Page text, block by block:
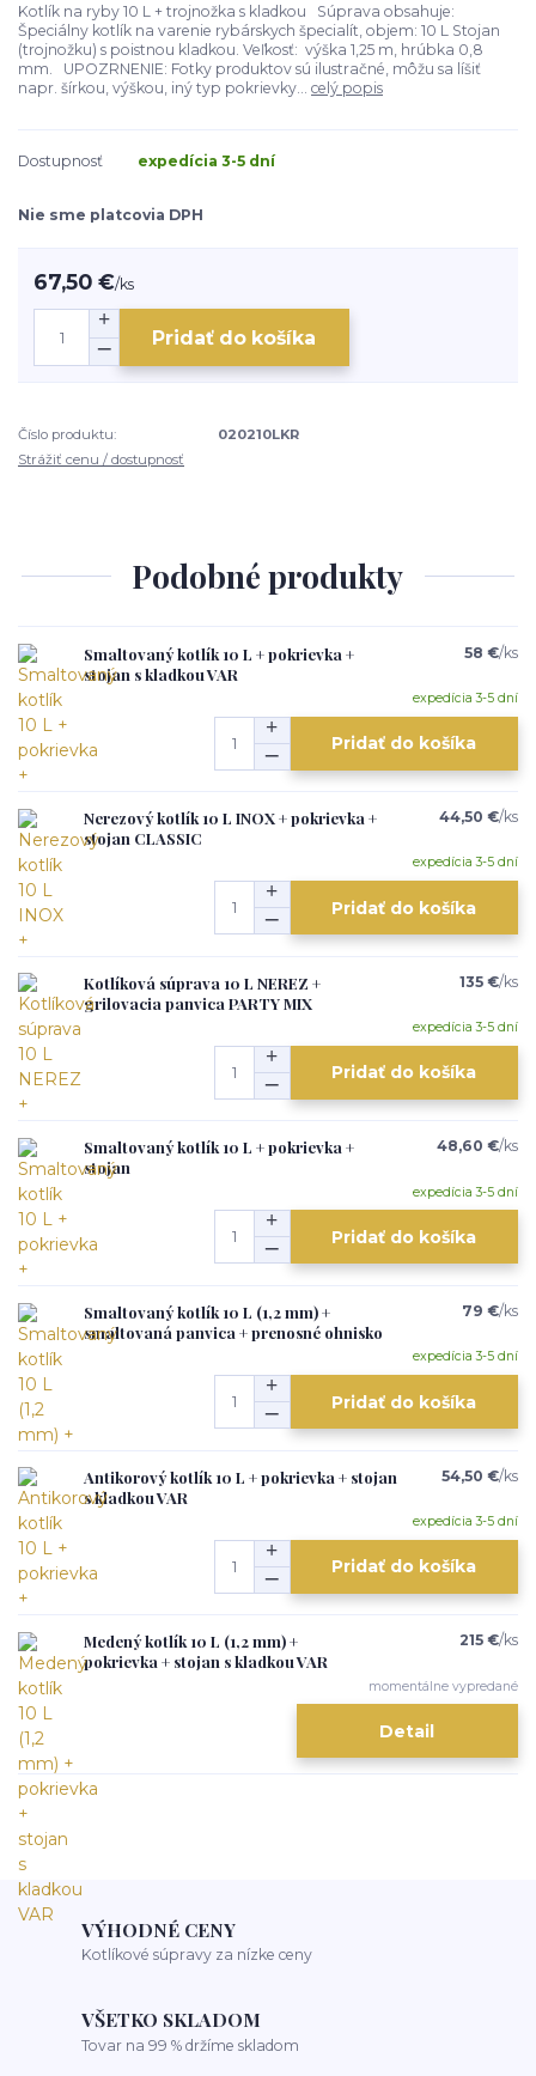
Kotlík na ryby 10 L + trojnožka s kladkou Súprava obsahuje:
Špeciálny kotlík na varenie rybárskych špecialít, objem: 10 L Stojan
(trojnožku) s poistnou kladkou. Veľkosť: výška 1,25 m, hrúbka 0,8
mm. UPOZRNENIE: Fotky produktov sú ilustračné, môžu sa líšiť
napr. šírkou, výškou, iný typ pokrievky... celý popis
Dostupnosť expedícia 3-5 dní
Nie sme platcovia DPH
67,50 €/ks
Pridať do košíka
Číslo produktu:
020210LKR
Strážiť cenu / dostupnosť
Podobné produkty
Smaltovaný kotlík 10 L + pokrievka +
stojan s kladkou VAR
58 €/ks
expedícia 3-5 dní
Pridať do košíka
Nerezový kotlík 10 L INOX + pokrievka +
stojan CLASSIC
44,50 €/ks
expedícia 3-5 dní
Pridať do košíka
Kotlíková súprava 10 L NEREZ +
grilovacia panvica PARTY MIX
135 €/ks
expedícia 3-5 dní
Pridať do košíka
Smaltovaný kotlík 10 L + pokrievka +
stojan
48,60 €/ks
expedícia 3-5 dní
Pridať do košíka
Smaltovaný kotlík 10 L (1,2 mm) +
smaltovaná panvica + prenosné ohnisko
79 €/ks
expedícia 3-5 dní
Pridať do košíka
Antikorový kotlík 10 L + pokrievka + stojan
s kladkou VAR
54,50 €/ks
expedícia 3-5 dní
Pridať do košíka
Medený kotlík 10 L (1,2 mm) +
pokrievka + stojan s kladkou VAR
215 €/ks
momentálne vypredané
Detail
VÝHODNÉ CENY
Kotlíkové súpravy za nízke ceny
VŠETKO SKLADOM
Tovar na 99 % držíme skladom